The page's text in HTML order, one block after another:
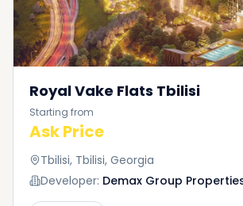
Royal Vake Flats Tbilisi
Starting from
Ask Price
Tbilisi, Tbilisi, Georgia
Developer: Demax Group